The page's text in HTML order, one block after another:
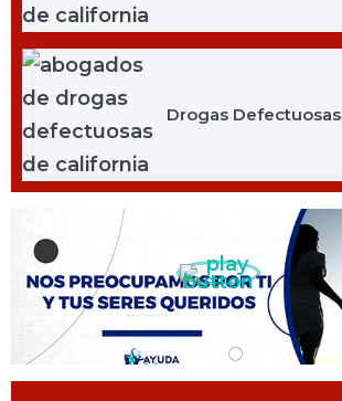
Drogas Defectuosas